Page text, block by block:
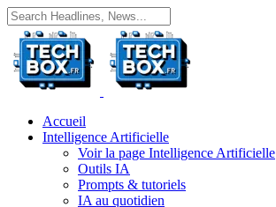
Accueil
Intelligence Artificielle
Voir la page Intelligence Artificielle
Outils IA
Prompts & tutoriels
IA au quotidien